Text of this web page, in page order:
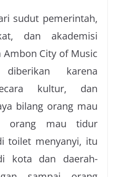
sudut pemerintah,
dan akademisi
City of Music
karena
kultur, dan
bilang orang mau
orang mau tidur
toilet menyanyi, itu
kota dan daerah-